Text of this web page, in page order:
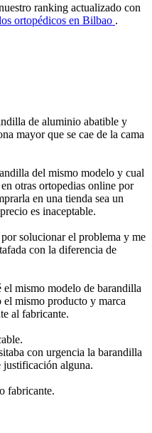
ranking actualizado con
ortopédicos en Bilbao .
de aluminio abatible y
mayor que se cae de la cama
del mismo modelo y cual
otras ortopedias online por
en una tienda sea un
es inaceptable.
solucionar el problema y me
con la diferencia de
mismo modelo de barandilla
mismo producto y marca
al fabricante.
con urgencia la barandilla
justificación alguna.
fabricante.